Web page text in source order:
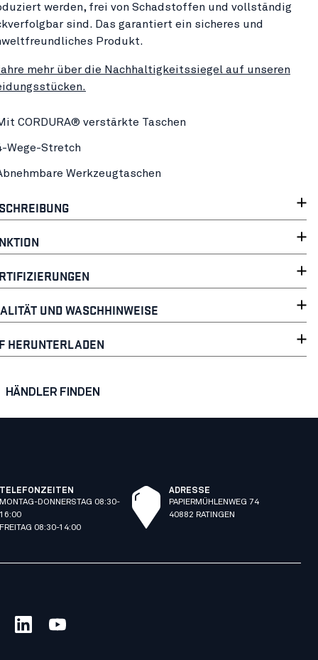
werden, frei von Schadstoffen und vollständig
sind. Das garantiert ein sicheres und
Produkt.
mehr über die Nachhaltigkeitssiegel auf unseren
CORDURA® verstärkte Taschen
Wege-Stretch
Werkzeugtaschen
UND WASCHHINWEISE
HERUNTERLADEN
HÄNDLER FINDEN
TELEFONZEITEN
MONTAG-DONNERSTAG 08:30-
16:00
FREITAG 08:30-14:00
ADRESSE
PAPIERMÜHLENWEG 74
40882 RATINGEN